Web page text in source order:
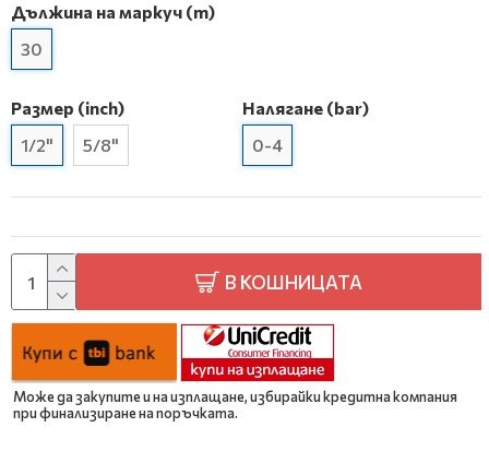
Дължина на маркуч (m)
30
Размер (inch)
1/2"
5/8"
Налягане (bar)
0-4
В КОШНИЦАТА
Може да закупите и на изплащане, избирайки кредитна компания
при финализиране на поръчката.